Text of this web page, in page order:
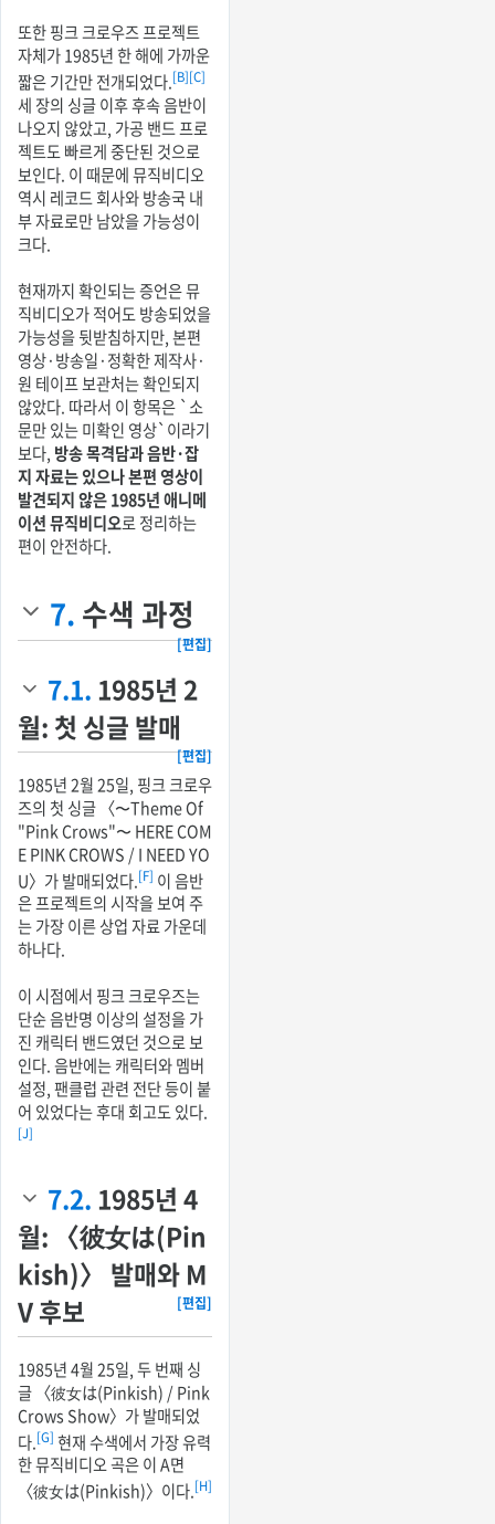
또한 핑크 크로우즈 프로젝트
자체가 1985년 한 해에 가까운
짧은 기간만 전개되었다.[B][C]
세 장의 싱글 이후 후속 음반이
나오지 않았고, 가공 밴드 프로
젝트도 빠르게 중단된 것으로
보인다. 이 때문에 뮤직비디오
역시 레코드 회사와 방송국 내
부 자료로만 남았을 가능성이
크다.
현재까지 확인되는 증언은 뮤
직비디오가 적어도 방송되었을
가능성을 뒷받침하지만, 본편
영상·방송일·정확한 제작사·
원 테이프 보관처는 확인되지
않았다. 따라서 이 항목은 `소
문만 있는 미확인 영상`이라기
보다, 방송 목격담과 음반·잡
지 자료는 있으나 본편 영상이
발견되지 않은 1985년 애니메
이션 뮤직비디오로 정리하는
편이 안전하다.
7. 수색 과정
[편집]
7.1. 1985년 2
월: 첫 싱글 발매
[편집]
1985년 2월 25일, 핑크 크로우
즈의 첫 싱글 〈〜Theme Of
"Pink Crows"〜 HERE COM
E PINK CROWS / I NEED YO
U〉가 발매되었다.[F] 이 음반
은 프로젝트의 시작을 보여 주
는 가장 이른 상업 자료 가운데
하나다.
이 시점에서 핑크 크로우즈는
단순 음반명 이상의 설정을 가
진 캐릭터 밴드였던 것으로 보
인다. 음반에는 캐릭터와 멤버
설정, 팬클럽 관련 전단 등이 붙
어 있었다는 후대 회고도 있다.
[J]
7.2. 1985년 4
월: 〈彼女は(Pin
kish)〉 발매와 M
V 후보
[편집]
1985년 4월 25일, 두 번째 싱
글 〈彼女は(Pinkish) / Pink
Crows Show〉가 발매되었
다.[G] 현재 수색에서 가장 유력
한 뮤직비디오 곡은 이 A면
〈彼女は(Pinkish)〉이다.[H]